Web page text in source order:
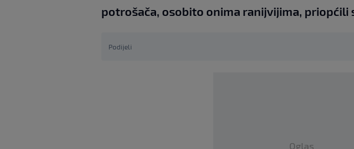
potrošača, osobito onima ranijvijima, priopćili
Podijeli
Oglas